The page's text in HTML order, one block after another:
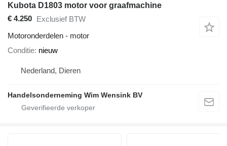
Kubota D1803 motor voor graafmachine
€ 4.250 Exclusief BTW
Motoronderdelen - motor
Conditie nieuw
Nederland, Dieren
Handelsonderneming Wim Wensink BV